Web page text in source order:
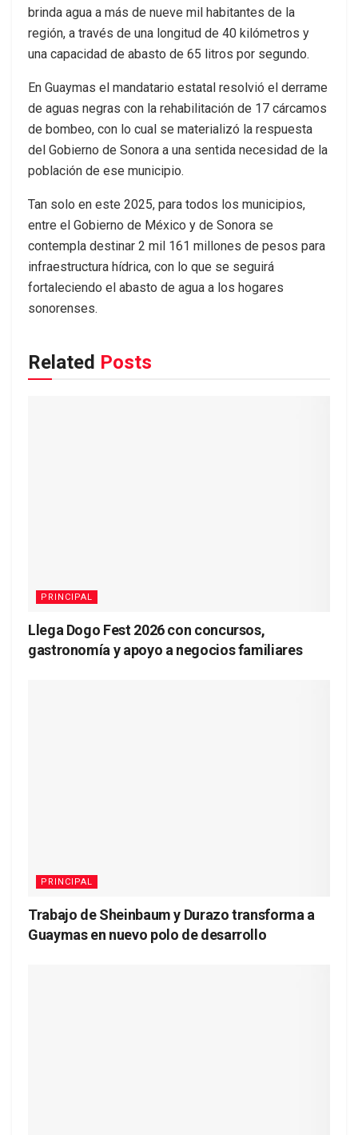
brinda agua a más de nueve mil habitantes de la
región, a través de una longitud de 40 kilómetros y
una capacidad de abasto de 65 litros por segundo.
En Guaymas el mandatario estatal resolvió el derrame
de aguas negras con la rehabilitación de 17 cárcamos
de bombeo, con lo cual se materializó la respuesta
del Gobierno de Sonora a una sentida necesidad de la
población de ese municipio.
Tan solo en este 2025, para todos los municipios,
entre el Gobierno de México y de Sonora se
contempla destinar 2 mil 161 millones de pesos para
infraestructura hídrica, con lo que se seguirá
fortaleciendo el abasto de agua a los hogares
sonorenses.
Related Posts
PRINCIPAL
Llega Dogo Fest 2026 con concursos,
gastronomía y apoyo a negocios familiares
PRINCIPAL
Trabajo de Sheinbaum y Durazo transforma a
Guaymas en nuevo polo de desarrollo